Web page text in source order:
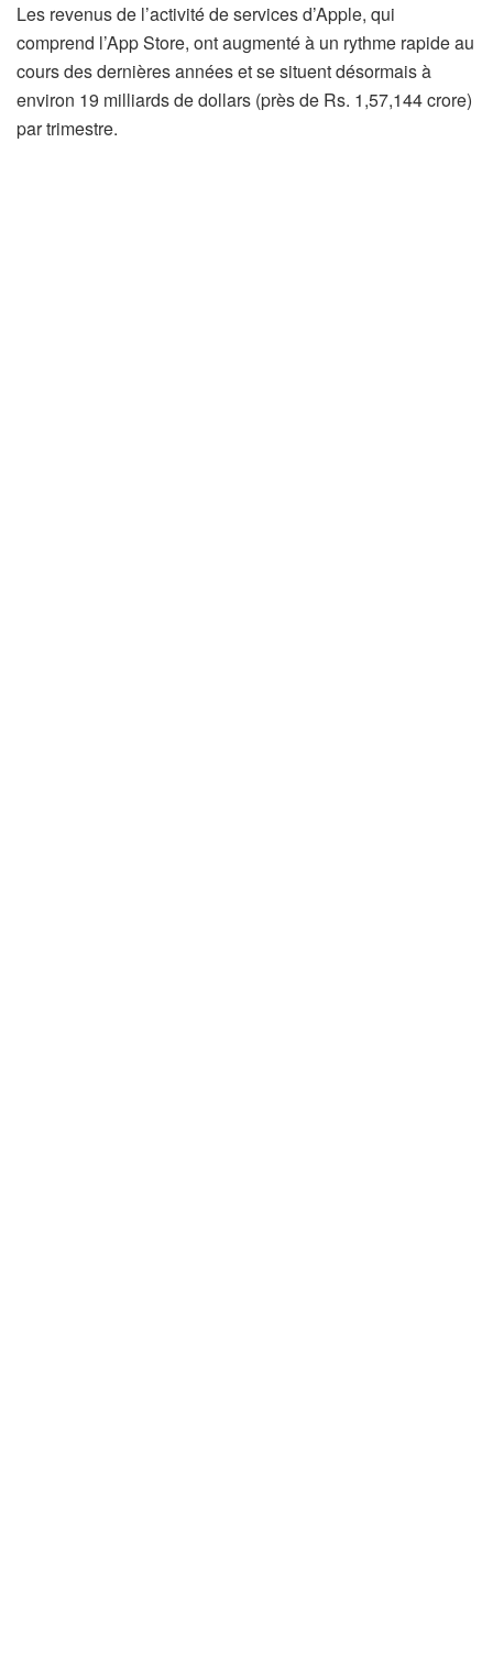
Les revenus de l’activité de services d’Apple, qui
comprend l’App Store, ont augmenté à un rythme rapide au
cours des dernières années et se situent désormais à
environ 19 milliards de dollars (près de Rs. 1,57,144 crore)
par trimestre.